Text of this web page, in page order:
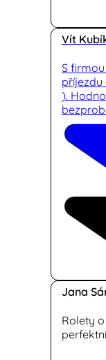
Vít
S
příjezdu
).
Jana
Rolety